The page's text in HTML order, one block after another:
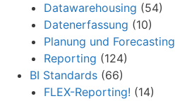
Datawarehousing (54)
Datenerfassung (10)
Planung und Forecasting
Reporting (124)
BI Standards (66)
FLEX-Reporting! (14)